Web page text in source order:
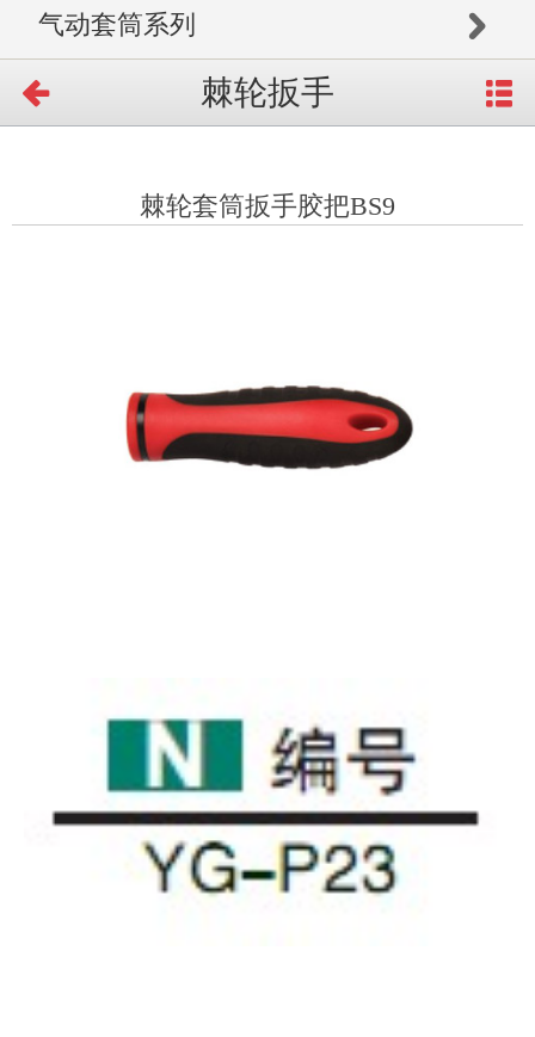
气动套筒系列
棘轮扳手
棘轮套筒扳手胶把BS9